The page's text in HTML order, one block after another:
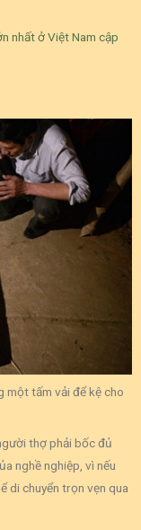
nhất ở Việt Nam cập
một tấm vải để kệ cho
thợ phải bốc đủ
nghề nghiệp, vì nếu
di chuyển trọn vẹn qua